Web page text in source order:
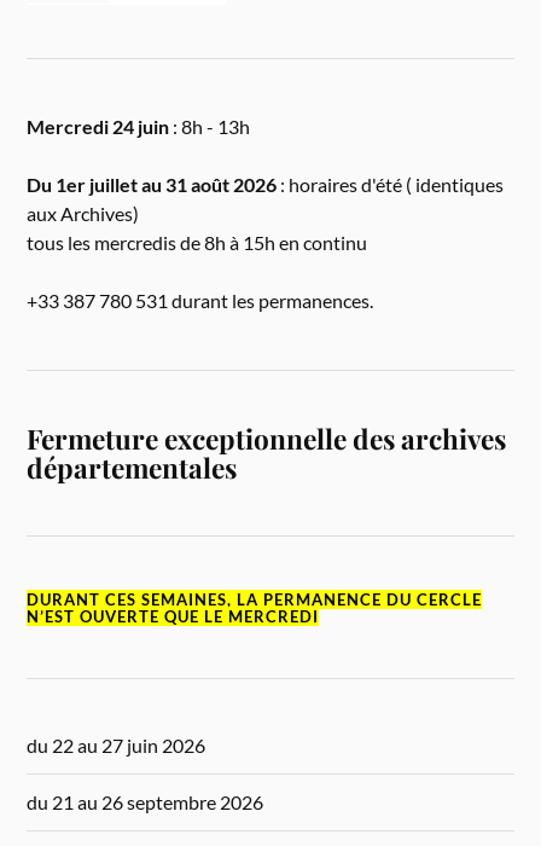
Mercredi 24 juin : 8h - 13h
Du 1er juillet au 31 août 2026 : horaires d'été ( identiques
aux Archives)
tous les mercredis de 8h à 15h en continu
+33 387 780 531 durant les permanences.
Fermeture exceptionnelle des archives
départementales
DURANT CES SEMAINES, LA PERMANENCE DU CERCLE
N’EST OUVERTE QUE LE MERCREDI
du 22 au 27 juin 2026
du 21 au 26 septembre 2026